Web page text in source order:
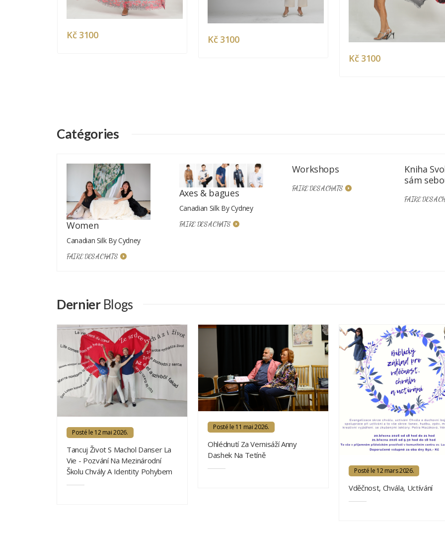
Kč 3100 Kč 3100
Kč 3100
Catégories
Women
Canadian Silk By Cydney
FAIRE DES ACHATS
Axes & bagues
Canadian Silk By Cydney
FAIRE DES ACHATS
Workshops
FAIRE DES ACHATS
Kniha
sám
FAIRE DES
Dernier Blogs
Posté le 12 mai 2026.
Tancuj Život S Machol Danser La
Vie - Pozvání Na Mezinárodní
Školu Chvály A Identity Pohybem
Posté le 11 mai 2026.
Ohlédnutí Za Vernisáží Anny
Dashek Na Tetíně
Posté le 12 mars 2026.
Vděčnost, Chvála, Uctívání